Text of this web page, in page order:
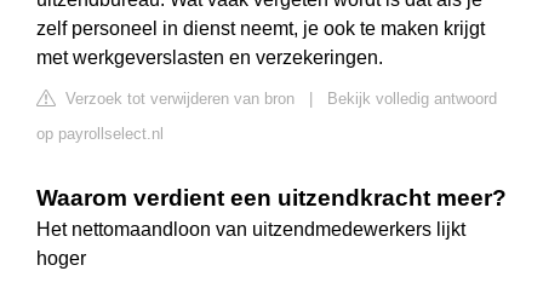
zelf personeel in dienst neemt, je ook te maken krijgt
met werkgeverslasten en verzekeringen.
Verzoek tot verwijderen van bron
Bekijk volledig antwoord
op payrollselect.nl
Waarom verdient een uitzendkracht meer?
Het nettomaandloon van uitzendmedewerkers lijkt
hoger